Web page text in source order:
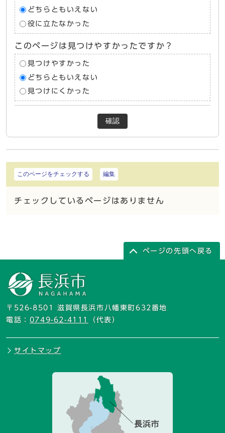
どちらともいえない
役に立たなかった
このページは見つけやすかったですか？
見つけやすかった
どちらともいえない
見つけにくかった
確認
このページをチェックする 編集
チェックしているページはありません
ページの先頭へ戻る
〒526-8501 滋賀県長浜市八幡東町632番地
電話： 0749-62-4111 （代表）
サイトマップ